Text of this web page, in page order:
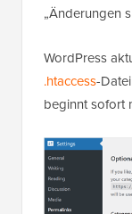
„Änderungen
WordPress
.htaccess-
beginnt sofort